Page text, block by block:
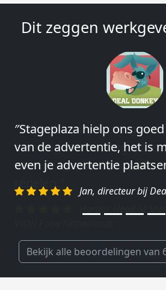
Dit zeggen
″Stageplaza hielp ons
van de advertentie, het is
even je advertentie
Jan, directeur bij
″Wij hebben in ieder geval
ervaringen met
weet Stageplaza prima
regelen.″
Bekijk alle beoordelingen van